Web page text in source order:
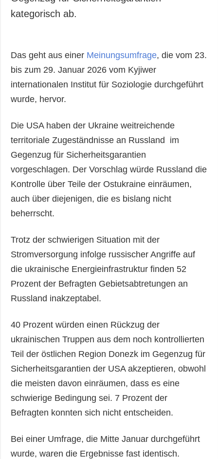
Kriminalität
ZUSÄTZLICH
Veröffentlichungen
Interview
Fotos
Video
LEISTUNGEN
Abonnement
Fotobank
kategorisch ab.
Das geht aus einer Meinungsumfrage, die vom 23.
bis zum 29. Januar 2026 vom Kyjiwer
internationalen Institut für Soziologie durchgeführt
wurde, hervor.
Die USA haben der Ukraine weitreichende
territoriale Zugeständnisse an Russland im
Gegenzug für Sicherheitsgarantien
vorgeschlagen. Der Vorschlag würde Russland die
Kontrolle über Teile der Ostukraine einräumen,
auch über diejenigen, die es bislang nicht
beherrscht.
Trotz der schwierigen Situation mit der
Stromversorgung infolge russischer Angriffe auf
die ukrainische Energieinfrastruktur finden 52
Prozent der Befragten Gebietsabtretungen an
Russland inakzeptabel.
40 Prozent würden einen Rückzug der
ukrainischen Truppen aus dem noch kontrollierten
Teil der östlichen Region Donezk im Gegenzug für
Sicherheitsgarantien der USA akzeptieren, obwohl
die meisten davon einräumen, dass es eine
schwierige Bedingung sei. 7 Prozent der
Befragten konnten sich nicht entscheiden.
Bei einer Umfrage, die Mitte Januar durchgeführt
wurde, waren die Ergebnisse fast identisch.